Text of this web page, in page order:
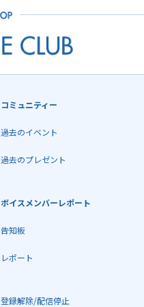
コミュニティー
過去のイベント
過去のプレゼント
ボイスメンバーレポート
告知板
レポート
登録解除/配信停止